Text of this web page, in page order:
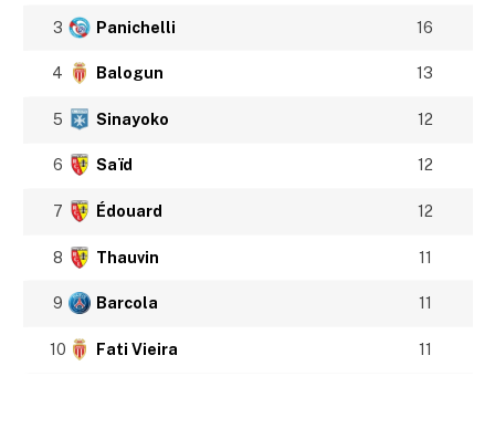
3 Panichelli 16
4 Balogun 13
5 Sinayoko 12
6 Saïd 12
7 Édouard 12
8 Thauvin 11
9 Barcola 11
10 Fati Vieira 11